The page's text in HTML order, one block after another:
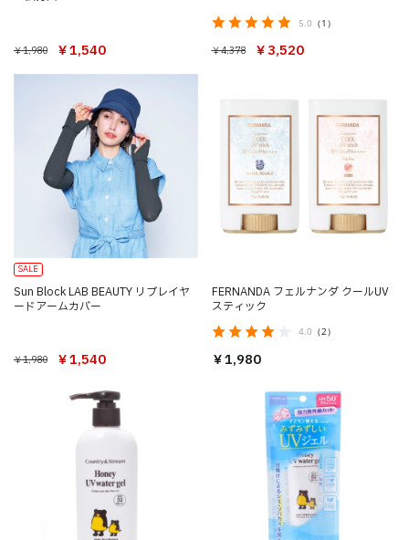
￥1,980 ￥1,540
5.0 （1）
￥4,378 ￥3,520
SALE
Sun Block LAB BEAUTY リブレイヤ
ードアームカバー
￥1,980 ￥1,540
FERNANDA フェルナンダ クールUV
スティック
4.0 （2）
￥1,980